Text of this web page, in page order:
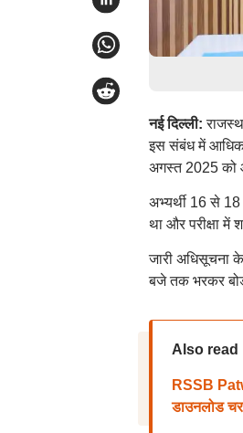
नई दिल्ली:
इस संबंध में
अगस्त 2025 को
अभ्यर्थी 16 से
था और परीक्षा
जारी अधिसूचना
बजे तक भरकर
Also read
RSSB
डाउनलोड